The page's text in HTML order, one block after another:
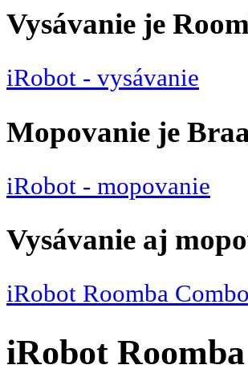
Vysávanie je
iRobot - vysávanie
Mopovanie je
iRobot - mopovanie
Vysávanie aj
iRobot Roomba Combo
iRobot